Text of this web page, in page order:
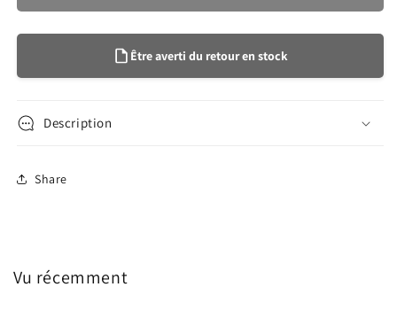
Être averti du retour en stock
Description
Share
Vu récemment